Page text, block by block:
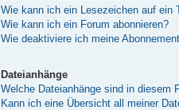
Wie kann ich ein Lesezeichen auf ein
Wie kann ich ein Forum abonnieren?
Wie deaktiviere ich meine
Dateianhänge
Welche Dateianhänge sind in diesem
Kann ich eine Übersicht all meiner